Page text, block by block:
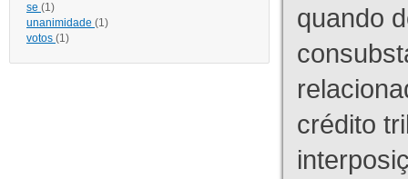
se (1)
unanimidade (1)
votos (1)
quando
crédito